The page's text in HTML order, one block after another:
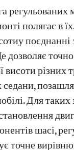
регульованих
полягає в
​у поєднанні
дозволяє
висоти різних
седани,
Для таких
шасі,
точне